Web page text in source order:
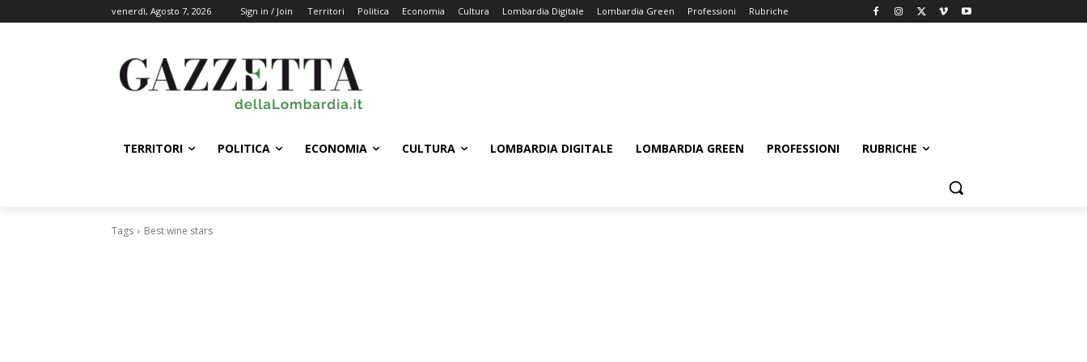
venerdì, Agosto 7, 2026 Sign in / Join Territori Politica Economia Cultura Lombardia Digitale Lombardia Green Professioni Rubriche
TERRITORI POLITICA ECONOMIA CULTURA LOMBARDIA DIGITALE LOMBARDIA GREEN PROFESSIONI RUBRICHE
Tags Best wine stars